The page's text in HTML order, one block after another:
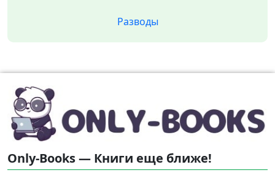
Разводы
Only-Books — Книги еще ближе!